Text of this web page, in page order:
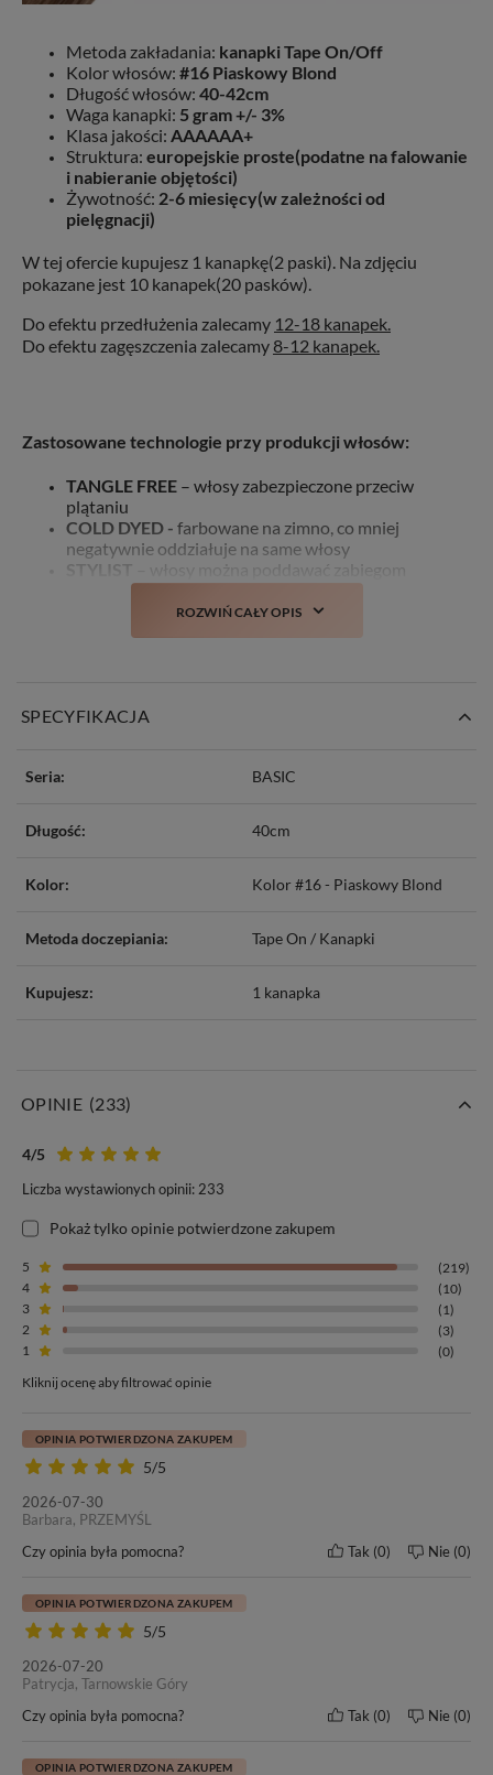
Metoda zakładania: kanapki Tape On/Off
Kolor włosów: #16 Piaskowy Blond
Długość włosów: 40-42cm
Waga kanapki: 5 gram +/- 3%
Klasa jakości: AAAAAA+
Struktura: europejskie proste(podatne na falowanie
i nabieranie objętości)
Żywotność: 2-6 miesięcy(w zależności od
pielęgnacji)
W tej ofercie kupujesz 1 kanapkę(2 paski). Na zdjęciu
pokazane jest 10 kanapek(20 pasków).
Do efektu przedłużenia zalecamy 12-18 kanapek.
Do efektu zagęszczenia zalecamy 8-12 kanapek.
Zastosowane technologie przy produkcji włosów:
TANGLE FREE – włosy zabezpieczone przeciw
plątaniu
COLD DYED - farbowane na zimno, co mniej
negatywnie oddziałuje na same włosy
STYLIST – włosy można poddawać zabiegom
stylistycznym takim jak: farbowanie, prostowanie,
kręcenie czy obcinanie
NO MATTING
ROZWIŃ CAŁY OPIS
SPECYFIKACJA
Seria: BASIC
Długość: 40cm
Kolor: Kolor #16 - Piaskowy Blond
Metoda doczepiania: Tape On / Kanapki
Kupujesz: 1 kanapka
OPINIE (233)
4/5
Liczba wystawionych opinii: 233
Pokaż tylko opinie potwierdzone zakupem
5
(219)
4
(10)
3
(1)
2
(3)
1
(0)
Kliknij ocenę aby filtrować opinie
5/5
OPINIA POTWIERDZONA ZAKUPEM
2026-07-30
Barbara, PRZEMYŚL
Czy opinia była pomocna?
Tak 0 Nie 0
5/5
OPINIA POTWIERDZONA ZAKUPEM
2026-07-20
Patrycja, Tarnowskie Góry
Czy opinia była pomocna?
Tak 0 Nie 0
OPINIA POTWIERDZONA ZAKUPEM